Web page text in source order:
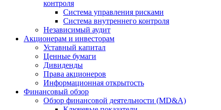
контроля
Система управления рисками
Система внутреннего контроля
Независимый аудит
Акционерам и инвесторам
Уставный капитал
Ценные бумаги
Дивиденды
Права акционеров
Информационная открытость
Финансовый обзор
Обзор финансовой деятельности (MD&A)